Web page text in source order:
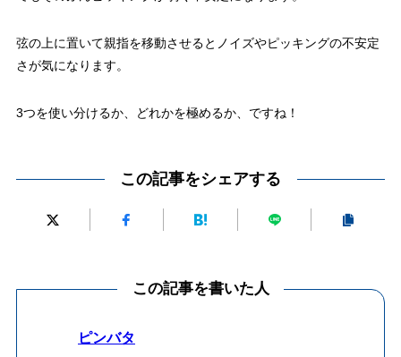
弦の上に置いて親指を移動させるとノイズやピッキングの不安定
さが気になります。
3つを使い分けるか、どれかを極めるか、ですね！
この記事をシェアする
この記事を書いた人
ピンバタ